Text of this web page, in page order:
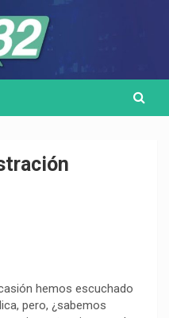
hemos escuchado
pero, ¿sabemos